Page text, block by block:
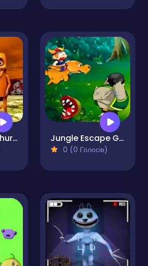
Tung Tung Sahur Chase R.E.P.O Jungle Escape Game
0 (0 Голосів)